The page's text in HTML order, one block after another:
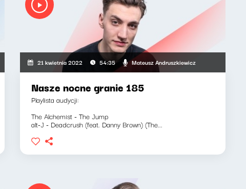
21 kwietnia 2022 54:35 Mateusz Andruszkiewicz
Nasze nocne granie 185
Playlista audycji:
The Alchemist - The Jump
alt-J - Deadcrush (feat. Danny Brown) (The...